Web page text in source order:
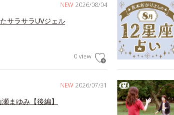
NEW 2026/08/04
サラサラUVジェル
0 view
NEW 2026/07/31
まゆみ【後編】